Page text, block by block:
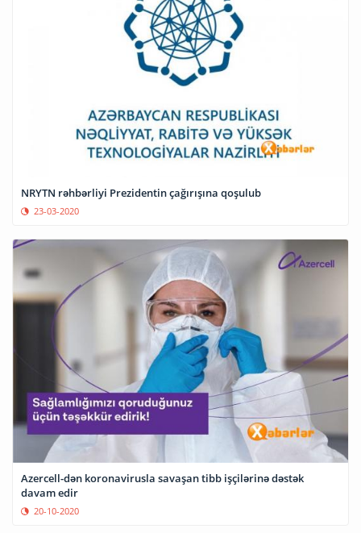
NRYTN rəhbərliyi Prezidentin çağırışına qoşulub
23-03-2020
Azercell-dən koronavirusla savaşan tibb işçilərinə dəstək
davam edir
20-10-2020